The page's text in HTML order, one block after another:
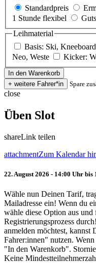
Standardpreis
1 Stunde flexibel
Leihmaterial
Basis: Ski,
Neo, Weste
Kicker:
Spare
close
Üben Slot
shareLink teilen
attachmentZum Kalendar
22. August 2026 - 14:00 Uhr bis
Wähle nun Deinen Tarif,
Mailadresse ein! Wenn du
wähle diese Option aus
Registrierungsprozess
anmelden möchtest,
Fahrer:innen" nutzen.
"In den Warenkorb".
Keine